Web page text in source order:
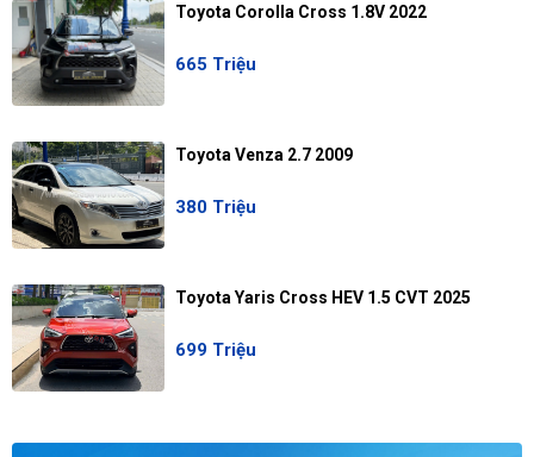
Toyota Corolla Cross 1.8V 2022
665 Triệu
Toyota Venza 2.7 2009
380 Triệu
Toyota Yaris Cross HEV 1.5 CVT 2025
699 Triệu